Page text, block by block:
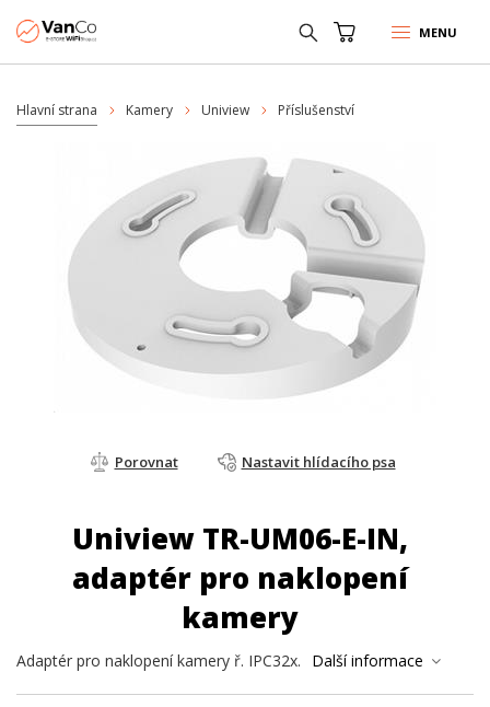
MENU
Hlavní strana Kamery Uniview Příslušenství
Porovnat Nastavit hlídacího psa
Uniview TR-UM06-E-IN,
adaptér pro naklopení
kamery
Adaptér pro naklopení kamery ř. IPC32x. Další informace